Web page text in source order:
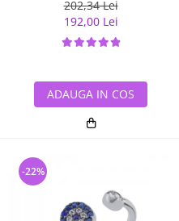
202,34 Lei
192,00 Lei
ADAUGA IN COS
-22%